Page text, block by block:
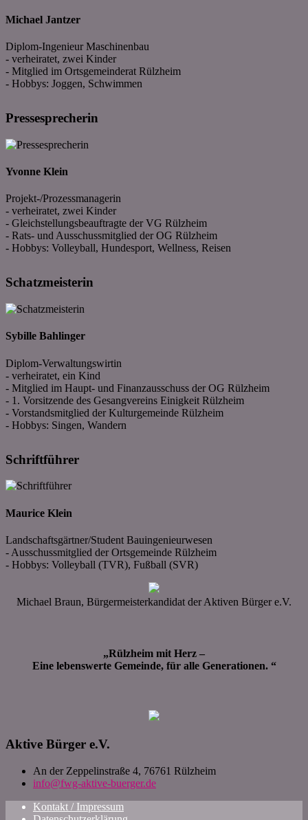
Michael Jantzer
Diplom-Ingenieur Maschinenbau
- verheiratet, zwei Kinder
- Mitglied im Ortsgemeinderat Rülzheim
- Hobbys: Joggen, Schwimmen
Pressesprecherin
Yvonne Klein
Projekt-/Prozessmanagerin
- verheiratet, zwei Kinder
- Gleichstellungsbeauftragte der VG Rülzheim
- Rats- und Ausschussmitglied der OG Rülzheim
- Hobbys: Volleyball, Hundesport, Wellness, Reisen
Schatzmeisterin
Sybille Bahlinger
Diplom-Verwaltungswirtin
- verheiratet, ein Kind
- Mitglied im Haupt- und Finanzausschuss der OG Rülzheim
- 1. Vorsitzende des Gesangvereins Einigkeit Rülzheim
- Vorstandsmitglied der Kulturgemeinde Rülzheim
- Hobbys: Singen, Wandern
Schriftführer
Maurice Klein
Landschaftsgärtner/Student Bauingenieurwesen
- Ausschussmitglied der Ortsgemeinde Rülzheim
- Hobbys: Volleyball (TVR), Fußball (SVR)
Michael Braun, Bürgermeisterkandidat der Aktiven Bürger e.V.
„Rülzheim mit Herz –
Eine lebenswerte Gemeinde, für alle Generationen. “
Aktive Bürger e.V.
An der Zeppelinstraße 4, 76761 Rülzheim
info@fwg-aktive-buerger.de
Kontakt / Impressum